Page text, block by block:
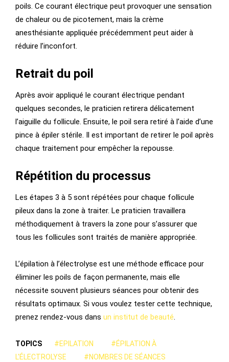
poils. Ce courant électrique peut provoquer une sensation
de chaleur ou de picotement, mais la crème
anesthésiante appliquée précédemment peut aider à
réduire l’inconfort.
Retrait du poil
Après avoir appliqué le courant électrique pendant
quelques secondes, le praticien retirera délicatement
l’aiguille du follicule. Ensuite, le poil sera retiré à l’aide d’une
pince à épiler stérile. Il est important de retirer le poil après
chaque traitement pour empêcher la repousse.
Répétition du processus
Les étapes 3 à 5 sont répétées pour chaque follicule
pileux dans la zone à traiter. Le praticien travaillera
méthodiquement à travers la zone pour s’assurer que
tous les follicules sont traités de manière appropriée.
L’épilation à l’électrolyse est une méthode efficace pour
éliminer les poils de façon permanente, mais elle
nécessite souvent plusieurs séances pour obtenir des
résultats optimaux. Si vous voulez tester cette technique,
prenez rendez-vous dans un institut de beauté.
TOPICS #EPILATION
#ÉPILATION À
L'ÉLECTROLYSE
#NOMBRES DE SÉANCES